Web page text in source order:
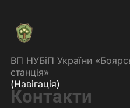
ВП НУБіП України
станція»
(Навігація)
Контакти